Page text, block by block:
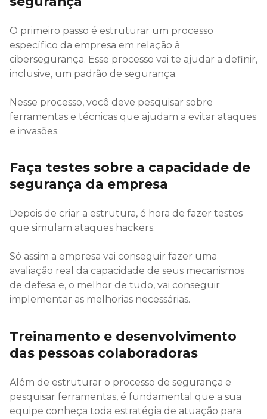
O primeiro passo é estruturar um processo
específico da empresa em relação à
cibersegurança. Esse processo vai te ajudar a definir,
inclusive, um padrão de segurança.
Nesse processo, você deve pesquisar sobre
ferramentas e técnicas que ajudam a evitar ataques
e invasões.
Faça testes sobre a capacidade de
segurança da empresa
Depois de criar a estrutura, é hora de fazer testes
que simulam ataques hackers.
Só assim a empresa vai conseguir fazer uma
avaliação real da capacidade de seus mecanismos
de defesa e, o melhor de tudo, vai conseguir
implementar as melhorias necessárias.
Treinamento e desenvolvimento
das pessoas colaboradoras
Além de estruturar o processo de segurança e
pesquisar ferramentas, é fundamental que a sua
equipe conheça toda estratégia de atuação para